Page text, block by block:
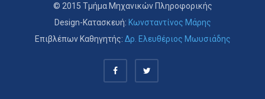
© 2015 Τμήμα Μηχανικών Πληροφορικής
Design-Κατασκευή: Κωνσταντίνος Μάρης
Επιβλέπων Καθηγητής: Δρ. Ελευθέριος Μωυσιάδης